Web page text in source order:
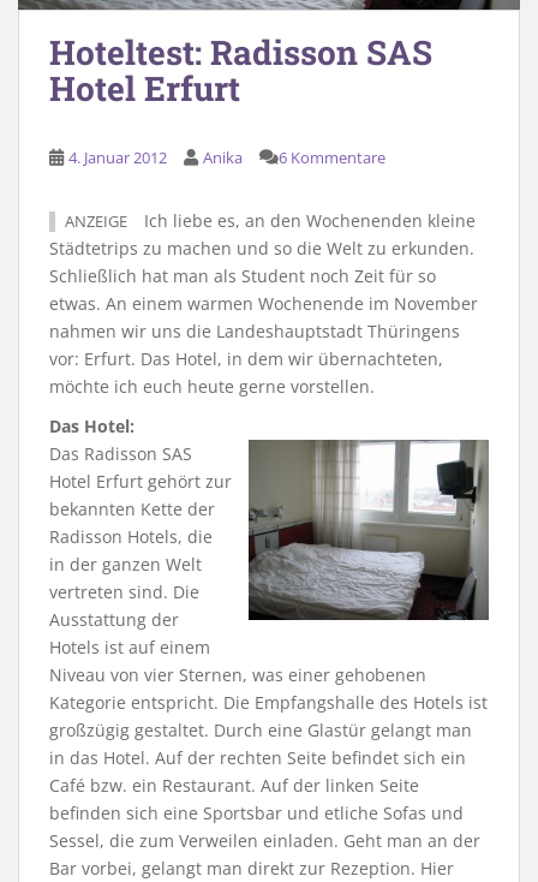
Hoteltest: Radisson SAS
Hotel Erfurt
4. Januar 2012 Anika 6 Kommentare
ANZEIGE
Ich liebe es, an den Wochenenden kleine
Städtetrips zu machen und so die Welt zu erkunden.
Schließlich hat man als Student noch Zeit für so
etwas. An einem warmen Wochenende im November
nahmen wir uns die Landeshauptstadt Thüringens
vor: Erfurt. Das Hotel, in dem wir übernachteten,
möchte ich euch heute gerne vorstellen.
Das Hotel:
Das Radisson SAS
Hotel Erfurt gehört zur
bekannten Kette der
Radisson Hotels, die
in der ganzen Welt
vertreten sind. Die
Ausstattung der
Hotels ist auf einem
Niveau von vier Sternen, was einer gehobenen
Kategorie entspricht. Die Empfangshalle des Hotels ist
großzügig gestaltet. Durch eine Glastür gelangt man
in das Hotel. Auf der rechten Seite befindet sich ein
Café bzw. ein Restaurant. Auf der linken Seite
befinden sich eine Sportsbar und etliche Sofas und
Sessel, die zum Verweilen einladen. Geht man an der
Bar vorbei, gelangt man direkt zur Rezeption. Hier